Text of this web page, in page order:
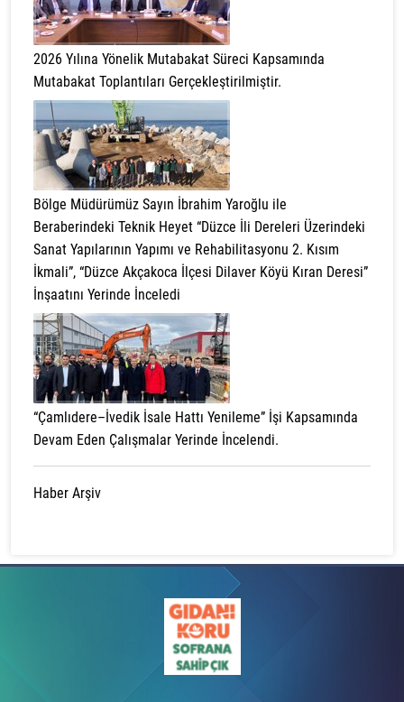
2026 Yılına Yönelik Mutabakat Süreci Kapsamında
Mutabakat Toplantıları Gerçekleştirilmiştir.
Bölge Müdürümüz Sayın İbrahim Yaroğlu ile
Beraberindeki Teknik Heyet “Düzce İli Dereleri Üzerindeki
Sanat Yapılarının Yapımı ve Rehabilitasyonu 2. Kısım
İkmali”, “Düzce Akçakoca İlçesi Dilaver Köyü Kıran Deresi”
İnşaatını Yerinde İnceledi
“Çamlıdere–İvedik İsale Hattı Yenileme” İşi Kapsamında
Devam Eden Çalışmalar Yerinde İncelendi.
Haber Arşiv